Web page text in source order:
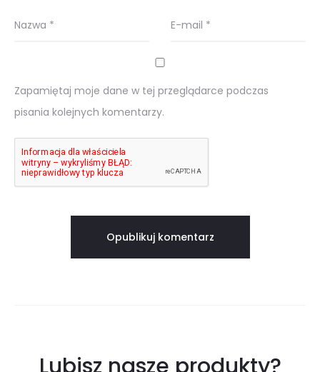
Nazwa * E-mail *
Zapamiętaj moje dane w tej przeglądarce podczas
pisania kolejnych komentarzy.